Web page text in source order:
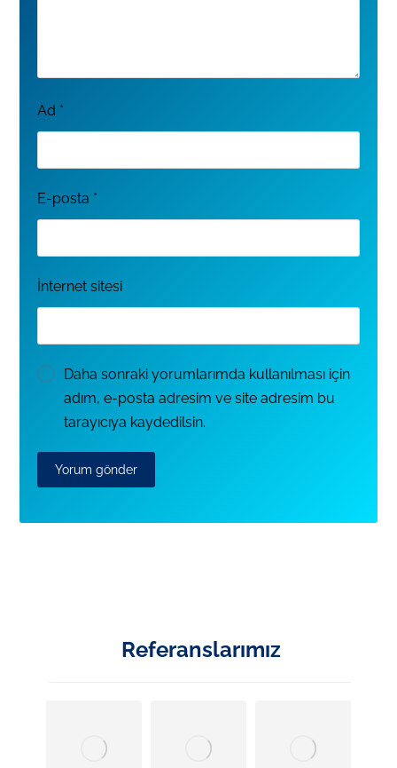
Ad *
E-posta *
İnternet sitesi
Daha sonraki yorumlarımda kullanılması için
adım, e-posta adresim ve site adresim bu
tarayıcıya kaydedilsin.
Referanslarımız